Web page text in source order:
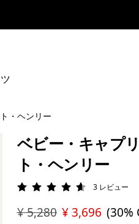
・ヘンリー
ベビー・キャプ
ト・ヘンリー
評価: 4.7 / 5
3 レビュー
¥ 5,280 ¥ 3,696 (30%